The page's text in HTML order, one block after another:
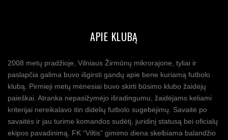
APIE KLUBĄ
2008 metų pradžioje, Vilniaus Žirmūnų mikrorajone, tyliai ir
paslapčia galima buvo išgirsti gandų apie bene kuriamą futbolo
klubą. Pirmieji metų mėnesiai buvo skirti būsimo klubo žaidėjų
paieškai. Atranka nepasižymėjo išradingumu, žaidėjams keliami
kriterijai nereikalavo itin didelių futbolo sugebėjimų. Savaitė po
savaitės ir jau turime komandos sudėtį, juridinį statusą bei oficialų
ekipos pavadinimą. FK “Viltis” gimimo diena skelbiama balandžio